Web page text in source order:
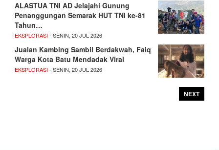
ALASTUA TNI AD Jelajahi Gunung
Penanggungan Semarak HUT TNI ke-81
Tahun…
EKSPLORASI- SENIN, 20 JUL 2026
Jualan Kambing Sambil Berdakwah, Faiq
Warga Kota Batu Mendadak Viral
EKSPLORASI- SENIN, 20 JUL 2026
NEXT